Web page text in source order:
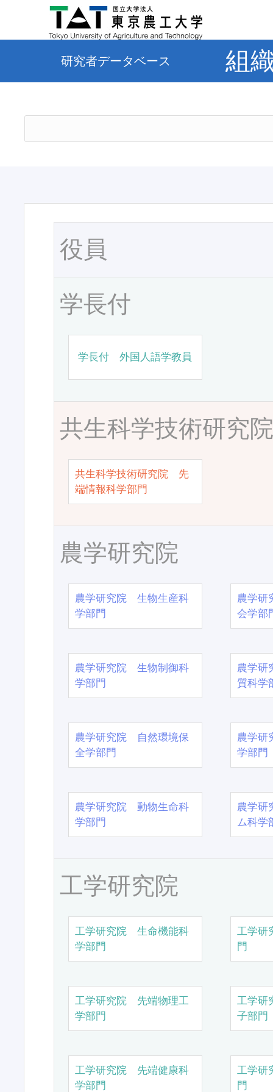
研究者データベース 組
役員
学長付
学長付 外国人語学教員
共生科学技術研究
共生科学技術研究院 先
端情報科学部門
農学研究院
農学研究院 生物生産科
学部門
農学
会学部
農学研究院 生物制御科
学部門
農学
質科学
農学研究院 自然環境保
全学部門
農学
学部門
農学研究院 動物生命科
学部門
農学
ム科学
工学研究院
工学研究院 生命機能科
学部門
工学研
門
工学研究院 先端物理工
学部門
工学研
子部門
工学研究院 先端健康科
学部門
工学研
門